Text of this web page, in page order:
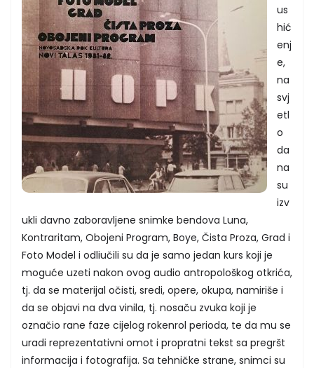
us
hić
enj
e,
na
svj
etl
o
da
na
su
izv
ukli davno zaboravljene snimke bendova Luna,
Kontraritam, Obojeni Program, Boye, Čista Proza, Grad i
Foto Model i odliučili su da je samo jedan kurs koji je
moguće uzeti nakon ovog audio antropološkog otkrića,
tj. da se materijal očisti, sredi, opere, okupa, namiriše i
da se objavi na dva vinila, tj. nosaču zvuka koji je
označio rane faze cijelog rokenrol perioda, te da mu se
uradi reprezentativni omot i propratni tekst sa pregršt
informacija i fotografija. Sa tehničke strane, snimci su